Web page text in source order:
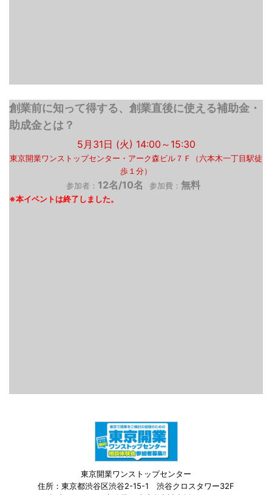
創業前に知って得する、創業直後に使える補助金・
助成金とは？
5月31日 (火) 14:00～15:30
東京開業ワンストップセンター・アーク森ビル７Ｆ（六本木一丁目駅徒
歩１分）
参加者： 12名/10名 参加費： 無料
東京開業ワンストップセンター
住所：東京都渋谷区渋谷2-15-1 渋谷クロスタワー32F